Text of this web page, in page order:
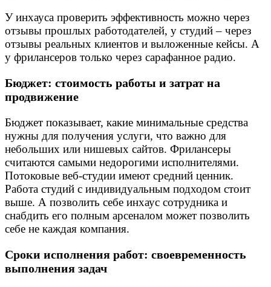
У инхауса проверить эффективность можно через
отзывы прошлых работодателей, у студий – через
отзывы реальных клиентов и выложенные кейсы. А
у фрилансеров только через сарафанное радио.
Бюджет: стоимость работы и затрат на
продвижение
Бюджет показывает, какие минимальные средства
нужны для получения услуги, что важно для
небольших или нишевых сайтов. Фрилансеры
считаются самыми недорогими исполнителями.
Потоковые веб-студии имеют средний ценник.
Работа студий с индивидуальным подходом стоит
выше. А позволить себе инхаус сотрудника и
снабдить его полным арсеналом может позволить
себе не каждая компания.
Сроки исполнения работ: своевременность
выполнения задач